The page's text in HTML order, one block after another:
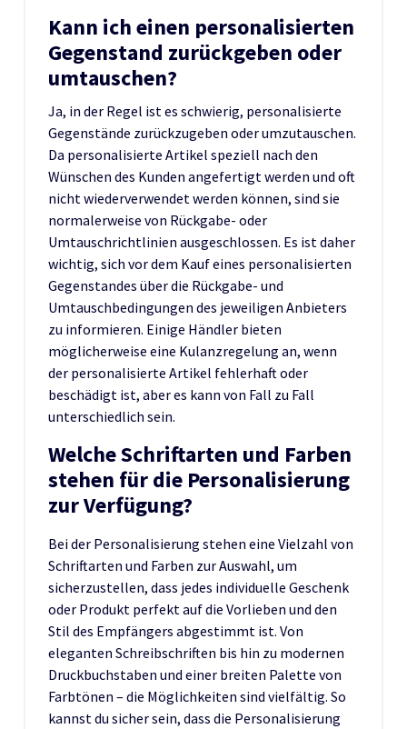
Kann ich einen personalisierten
Gegenstand zurückgeben oder
umtauschen?
Ja, in der Regel ist es schwierig, personalisierte
Gegenstände zurückzugeben oder umzutauschen.
Da personalisierte Artikel speziell nach den
Wünschen des Kunden angefertigt werden und oft
nicht wiederverwendet werden können, sind sie
normalerweise von Rückgabe- oder
Umtauschrichtlinien ausgeschlossen. Es ist daher
wichtig, sich vor dem Kauf eines personalisierten
Gegenstandes über die Rückgabe- und
Umtauschbedingungen des jeweiligen Anbieters
zu informieren. Einige Händler bieten
möglicherweise eine Kulanzregelung an, wenn
der personalisierte Artikel fehlerhaft oder
beschädigt ist, aber es kann von Fall zu Fall
unterschiedlich sein.
Welche Schriftarten und Farben
stehen für die Personalisierung
zur Verfügung?
Bei der Personalisierung stehen eine Vielzahl von
Schriftarten und Farben zur Auswahl, um
sicherzustellen, dass jedes individuelle Geschenk
oder Produkt perfekt auf die Vorlieben und den
Stil des Empfängers abgestimmt ist. Von
eleganten Schreibschriften bis hin zu modernen
Druckbuchstaben und einer breiten Palette von
Farbtönen – die Möglichkeiten sind vielfältig. So
kannst du sicher sein, dass die Personalisierung